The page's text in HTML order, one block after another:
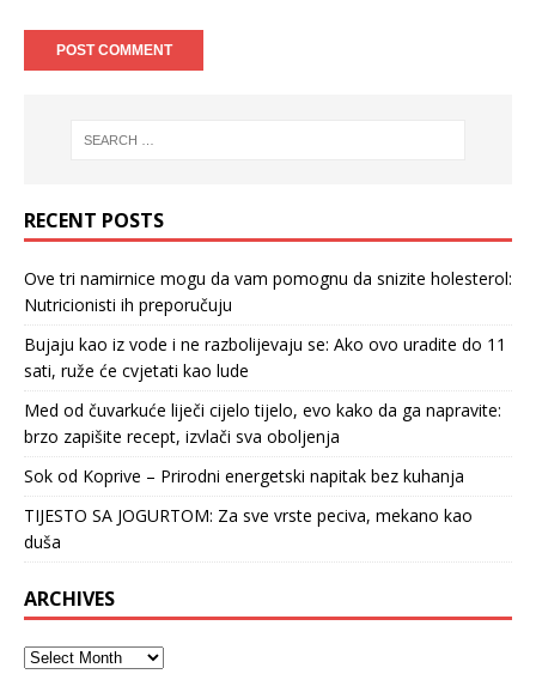
RECENT POSTS
Ove tri namirnice mogu da vam pomognu da snizite holesterol:
Nutricionisti ih preporučuju
Bujaju kao iz vode i ne razbolijevaju se: Ako ovo uradite do 11
sati, ruže će cvjetati kao lude
Med od čuvarkuće liječi cijelo tijelo, evo kako da ga napravite:
brzo zapišite recept, izvlači sva oboljenja
Sok od Koprive – Prirodni energetski napitak bez kuhanja
TIJESTO SA JOGURTOM: Za sve vrste peciva, mekano kao
duša
ARCHIVES